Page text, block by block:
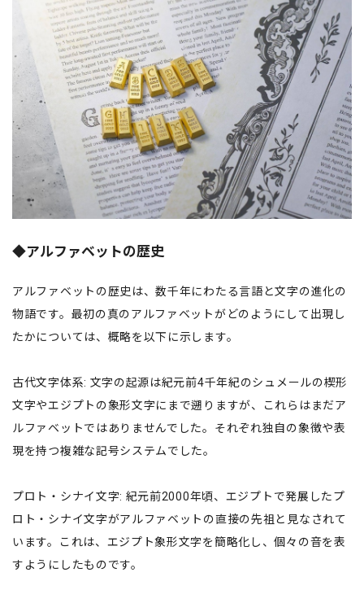
◆アルファベットの歴史
アルファベットの歴史は、数千年にわたる言語と文字の進化の
物語です。最初の真のアルファベットがどのようにして出現し
たかについては、概略を以下に示します。
古代文字体系: 文字の起源は紀元前4千年紀のシュメールの楔形
文字やエジプトの象形文字にまで遡りますが、これらはまだア
ルファベットではありませんでした。それぞれ独自の象徴や表
現を持つ複雑な記号システムでした。
プロト・シナイ文字: 紀元前2000年頃、エジプトで発展したプ
ロト・シナイ文字がアルファベットの直接の先祖と見なされて
います。これは、エジプト象形文字を簡略化し、個々の音を表
すようにしたものです。